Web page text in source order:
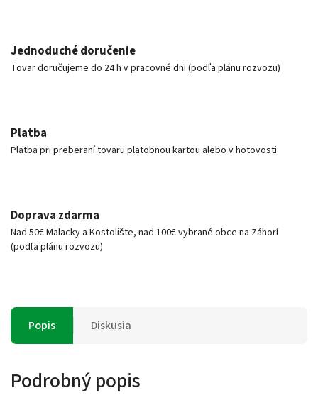
Jednoduché doručenie
Tovar doručujeme do 24 h v pracovné dni (podľa plánu rozvozu)
Platba
Platba pri preberaní tovaru platobnou kartou alebo v hotovosti
Doprava zdarma
Nad 50€ Malacky a Kostolište, nad 100€ vybrané obce na Záhorí
(podľa plánu rozvozu)
Popis Diskusia
Podrobný popis